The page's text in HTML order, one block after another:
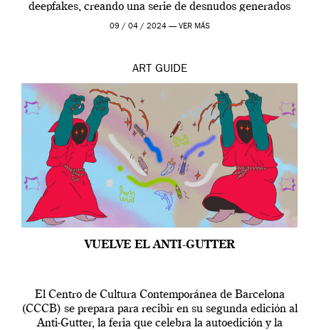
deepfakes, creando una serie de desnudos generados
por […]
09 / 04 / 2024 — VER MÁS
ART GUIDE
VUELVE EL ANTI-GUTTER
El Centro de Cultura Contemporánea de Barcelona
(CCCB) se prepara para recibir en su segunda edición al
Anti-Gutter, la feria que celebra la autoedición y la